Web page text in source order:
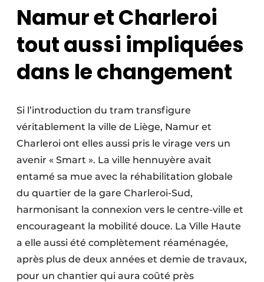
Namur et Charleroi
tout aussi impliquées
dans le changement
Si l’introduction du tram transfigure
véritablement la ville de Liège, Namur et
Charleroi ont elles aussi pris le virage vers un
avenir « Smart ». La ville hennuyère avait
entamé sa mue avec la réhabilitation globale
du quartier de la gare Charleroi-Sud,
harmonisant la connexion vers le centre-ville et
encourageant la mobilité douce. La Ville Haute
a elle aussi été complètement réaménagée,
après plus de deux années et demie de travaux,
pour un chantier qui aura coûté près